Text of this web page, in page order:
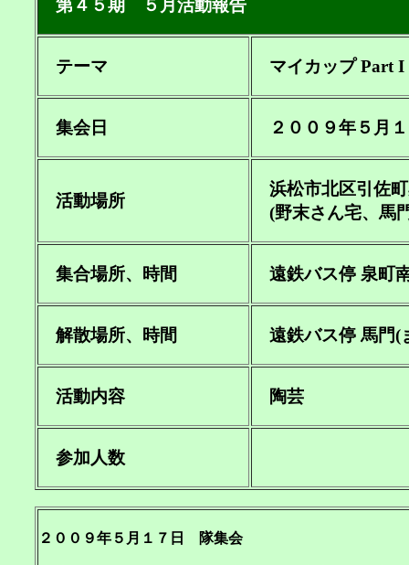
第４５期 ５月活動報告
テーマ マイカップ Part I
集会日 ２００９年５月
活動場所
浜松市北区引佐
(野末さん宅、馬
集合場所、時間 遠鉄バス停 泉町
解散場所、時間 遠鉄バス停 馬門(
活動内容 陶芸
参加人数
２００９年５月１７日 隊集会